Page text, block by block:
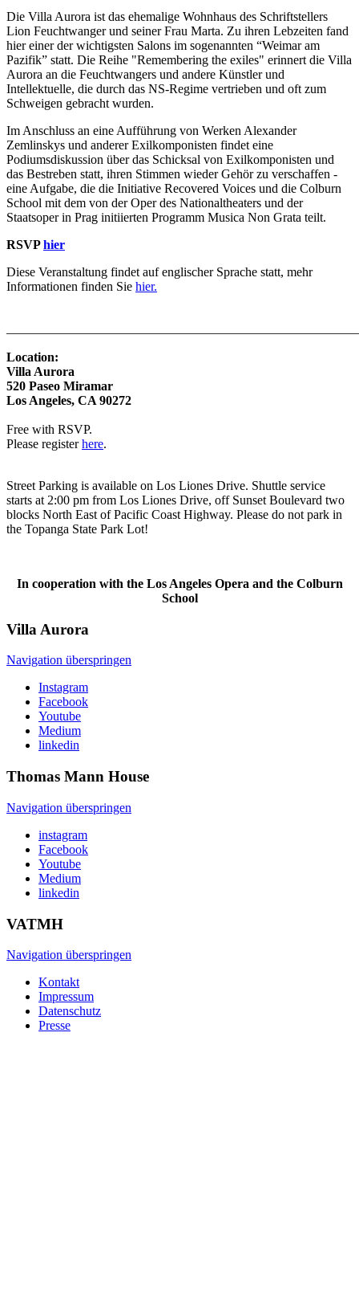
Die Villa Aurora ist das ehemalige Wohnhaus des Schriftstellers
Lion Feuchtwanger und seiner Frau Marta. Zu ihren Lebzeiten fand
hier einer der wichtigsten Salons im sogenannten “Weimar am
Pazifik” statt. Die Reihe "Remembering the exiles" erinnert die Villa
Aurora an die Feuchtwangers und andere Künstler und
Intellektuelle, die durch das NS-Regime vertrieben und oft zum
Schweigen gebracht wurden.
Im Anschluss an eine Aufführung von Werken Alexander
Zemlinskys und anderer Exilkomponisten findet eine
Podiumsdiskussion über das Schicksal von Exilkomponisten und
das Bestreben statt, ihren Stimmen wieder Gehör zu verschaffen -
eine Aufgabe, die die Initiative Recovered Voices und die Colburn
School mit dem von der Oper des Nationaltheaters und der
Staatsoper in Prag initiierten Programm Musica Non Grata teilt.
RSVPhier
Diese Veranstaltung findet auf englischer Sprache statt, mehr
Informationen finden Sie hier.
Location:
Villa Aurora
520 Paseo Miramar
Los Angeles, CA 90272
Free with RSVP.
Please registerhere.
Street Parking is available on Los Liones Drive. Shuttle service
starts at 2:00 pm from Los Liones Drive, off Sunset Boulevard two
blocks North East of Pacific Coast Highway. Please do not park in
the Topanga State Park Lot!
In cooperation with the Los Angeles Opera and the Colburn
School
Villa Aurora
Navigation überspringen
Instagram
Facebook
Youtube
Medium
linkedin
Thomas Mann House
Navigation überspringen
instagram
Facebook
Youtube
Medium
linkedin
VATMH
Navigation überspringen
Kontakt
Impressum
Datenschutz
Presse